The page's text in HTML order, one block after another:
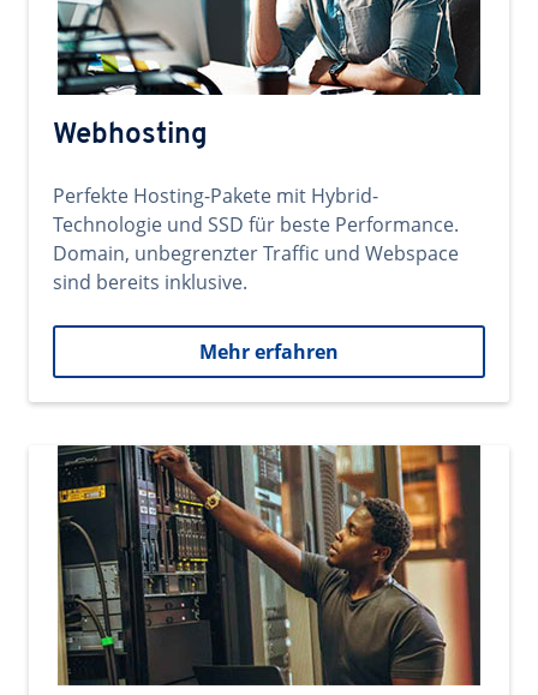
Webhosting
Perfekte Hosting-Pakete mit Hybrid-
Technologie und SSD für beste Performance.
Domain, unbegrenzter Traffic und Webspace
sind bereits inklusive.
Mehr erfahren